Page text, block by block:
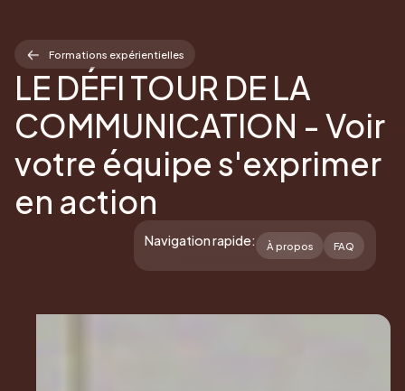
Formations expérientielles
LE DÉFI TOUR DE LA
COMMUNICATION - Voir
votre équipe s'exprimer
en action
Navigation rapide: À propos FAQ